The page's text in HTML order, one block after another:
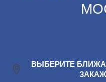
ВЫБЕРИТЕ